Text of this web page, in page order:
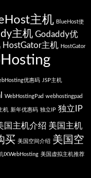
主机 BlueHost使
主机 Godaddy优
HostGator主机 HostGator
优惠码 JSP主机
WebHostingPad webhostingpad
机 新年优惠码 独立IP 独立IP
国主机介绍 美国主机
买 美国空间介绍 美国空
IXWebHosting 美国虚拟主机推荐